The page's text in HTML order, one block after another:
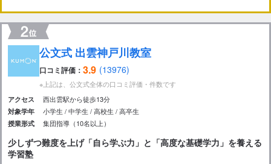
公文式 出雲神戸川教室
口コミ評価： 3.9 (13976)
※上記は、公文式全体の口コミ評価・件数です
アクセス 西出雲駅から徒歩13分
対象学年 小学生 中学生 高校生 高卒生
授業形式 集団指導（10名以上）
少しずつ難度を上げ「自ら学ぶ力」と「高度な基礎学力」を養える
学習塾